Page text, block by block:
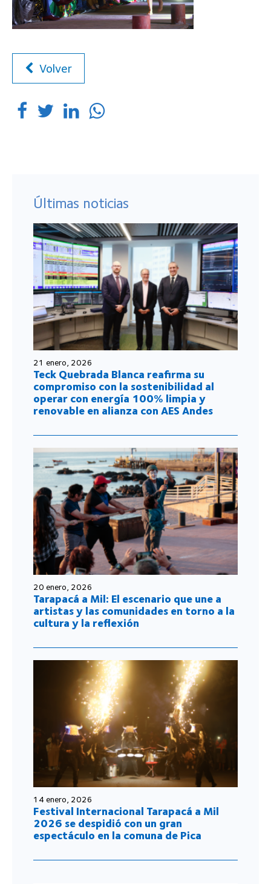
Volver
Últimas noticias
21 enero, 2026
Teck Quebrada Blanca reafirma su
compromiso con la sostenibilidad al
operar con energía 100% limpia y
renovable en alianza con AES Andes
20 enero, 2026
Tarapacá a Mil: El escenario que une a
artistas y las comunidades en torno a la
cultura y la reflexión
14 enero, 2026
Festival Internacional Tarapacá a Mil
2026 se despidió con un gran
espectáculo en la comuna de Pica